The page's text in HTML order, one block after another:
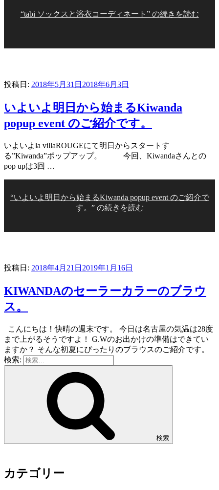
“tabi ソックスと浴衣コーディネート” の続きを読む
投稿日: 2018年5月31日 2018年6月3日
いよいよ明日から始まるKiwanda
popup event のご紹介です。
いよいよla villaROUGEにて明日からスタートす
る”Kiwanda”ポップアップ。 今回、Kiwandaさんとの
pop upは3回 …
“いよいよ明日から始まるKiwanda popup event のご紹介で
す。” の続きを読む
投稿日: 2018年4月21日 2019年1月16日
KIWANDAのセーラーカラーのブラウ
ス。
こんにちは！快晴の週末です。 今日は名古屋の気温は28度
まで上がるそうですよ！ G.Wのお出かけの準備はできてい
ますか？ そんな初夏にぴったりのブラウスのご紹介です。
検索:
検索
カテゴリー